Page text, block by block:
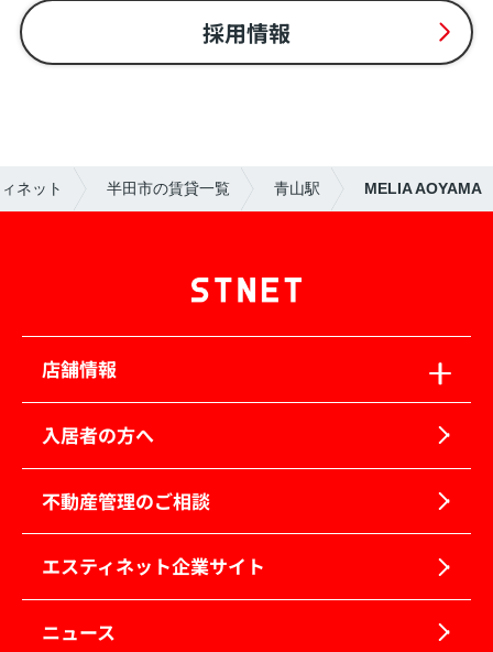
採用情報
ネット 半田市の賃貸一覧 青山駅 MELIA AOYAMA
店舗情報
入居者の方へ
不動産管理のご相談
エスティネット企業サイト
ニュース